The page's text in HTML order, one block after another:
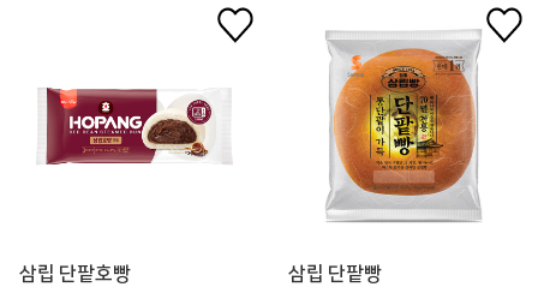
삼립 단팥호빵 삼립 단팥빵